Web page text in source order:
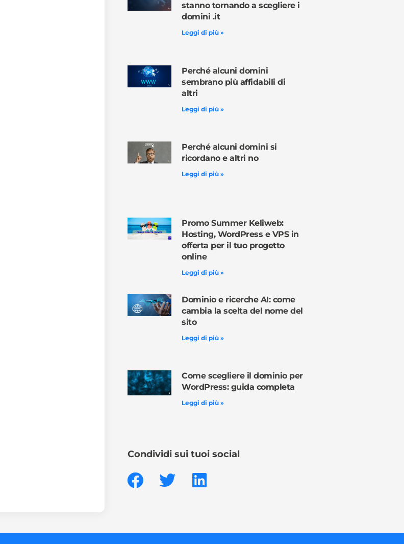
stanno tornando a scegliere i
domini .it
Leggi di più »
Perché alcuni domini
sembrano più affidabili di
altri
Leggi di più »
Perché alcuni domini si
ricordano e altri no
Leggi di più »
Promo Summer Keliweb:
Hosting, WordPress e VPS in
offerta per il tuo progetto
online
Leggi di più »
Dominio e ricerche AI: come
cambia la scelta del nome del
sito
Leggi di più »
Come scegliere il dominio per
WordPress: guida completa
Leggi di più »
Condividi sui tuoi social